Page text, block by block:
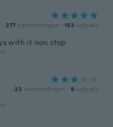
· 277 beoordelingen · 133 uploads
with it non stop
· 22 beoordelingen · 8 uploads